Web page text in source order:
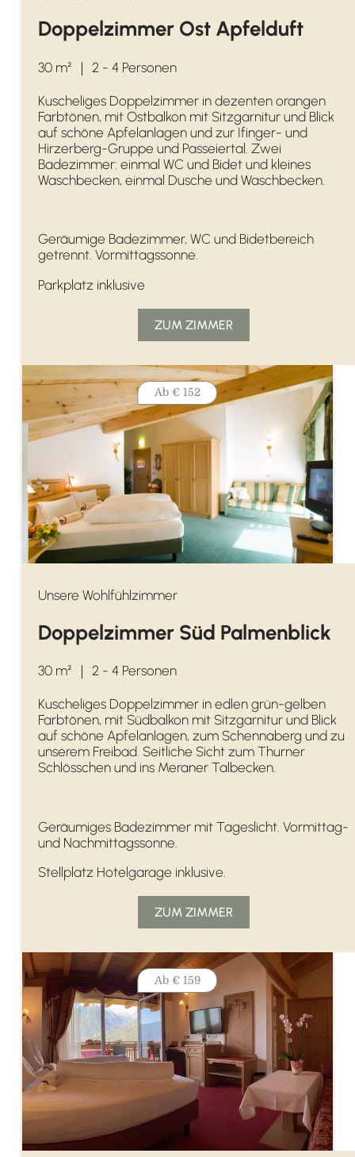
Doppelzimmer Ost Apfelduft
30 m² ｜ 2 - 4 Personen
Kuscheliges Doppelzimmer in dezenten orangen
Farbtönen, mit Ostbalkon mit Sitzgarnitur und Blick
auf schöne Apfelanlagen und zur Ifinger- und
Hirzerberg-Gruppe und Passeiertal. Zwei
Badezimmer: einmal WC und Bidet und kleines
Waschbecken, einmal Dusche und Waschbecken.
Geräumige Badezimmer, WC und Bidetbereich
getrennt. Vormittagssonne.
Parkplatz inklusive
ZUM ZIMMER
Unsere Wohlfühlzimmer
Doppelzimmer Süd Palmenblick
30 m² ｜ 2 - 4 Personen
Kuscheliges Doppelzimmer in edlen grün-gelben
Farbtönen, mit Südbalkon mit Sitzgarnitur und Blick
auf schöne Apfelanlagen, zum Schennaberg und zu
unserem Freibad. Seitliche Sicht zum Thurner
Schlösschen und ins Meraner Talbecken.
Geräumiges Badezimmer mit Tageslicht. Vormittag-
und Nachmittagssonne.
Stellplatz Hotelgarage inklusive.
ZUM ZIMMER
Ab € 152
Ab € 159